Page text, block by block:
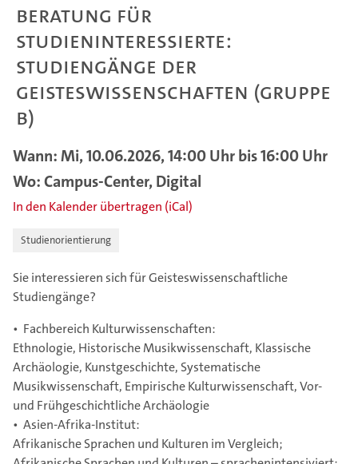
Beratung für
Studieninteressierte:
Studiengänge der
Geisteswissenschaften (Gruppe
B)
Wann: Mi, 10.06.2026, 14:00 Uhr bis 16:00 Uhr
Wo: Campus-Center, Digital
In den Kalender übertragen (iCal)
Studienorientierung
Sie interessieren sich für Geisteswissenschaftliche
Studiengänge?
• Fachbereich Kulturwissenschaften:
Ethnologie, Historische Musikwissenschaft, Klassische
Archäologie, Kunstgeschichte, Systematische
Musikwissenschaft, Empirische Kulturwissenschaft, Vor-
und Frühgeschichtliche Archäologie
• Asien-Afrika-Institut:
Afrikanische Sprachen und Kulturen im Vergleich;